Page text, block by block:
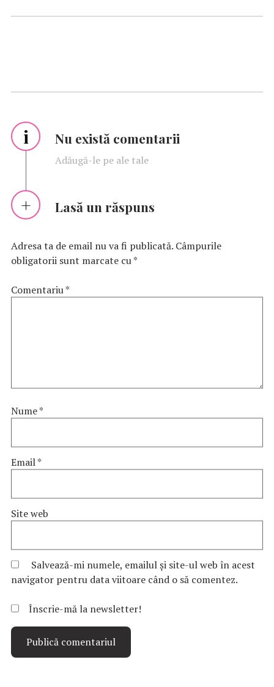
i Nu există comentarii
Adăugă-le pe ale tale
Lasă un răspuns
Adresa ta de email nu va fi publicată. Câmpurile
obligatorii sunt marcate cu*
Comentariu*
Nume*
Email*
Site web
Salvează-mi numele, emailul și site-ul web în acest
navigator pentru data viitoare când o să comentez.
Înscrie-mă la newsletter!